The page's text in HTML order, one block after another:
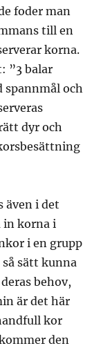
foder man
till en
korna.
”3 balar
spannmål och
dyr och
även i det
in korna i
i en grupp
sätt kunna
behov,
är det här
kor
den